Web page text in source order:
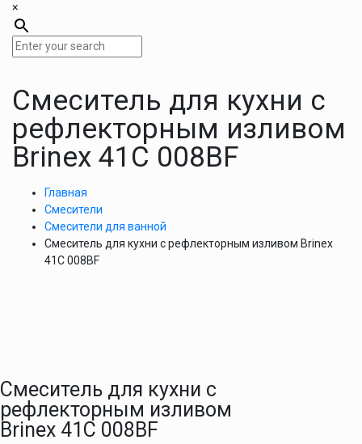
×
Смеситель для кухни с
рефлекторным изливом
Brinex 41C 008BF
Главная
Смесители
Смесители для ванной
Смеситель для кухни с рефлекторным изливом Brinex
41C 008BF
Смеситель для кухни с
рефлекторным изливом
Brinex 41C 008BF